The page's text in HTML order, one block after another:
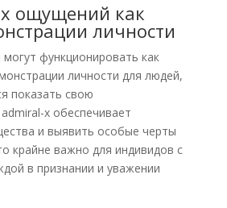
ощущений как
личности
могут функционировать как
личности для людей,
показать свою
x обеспечивает
и выявить особые черты
крайне важно для индивидов с
в признании и уважении